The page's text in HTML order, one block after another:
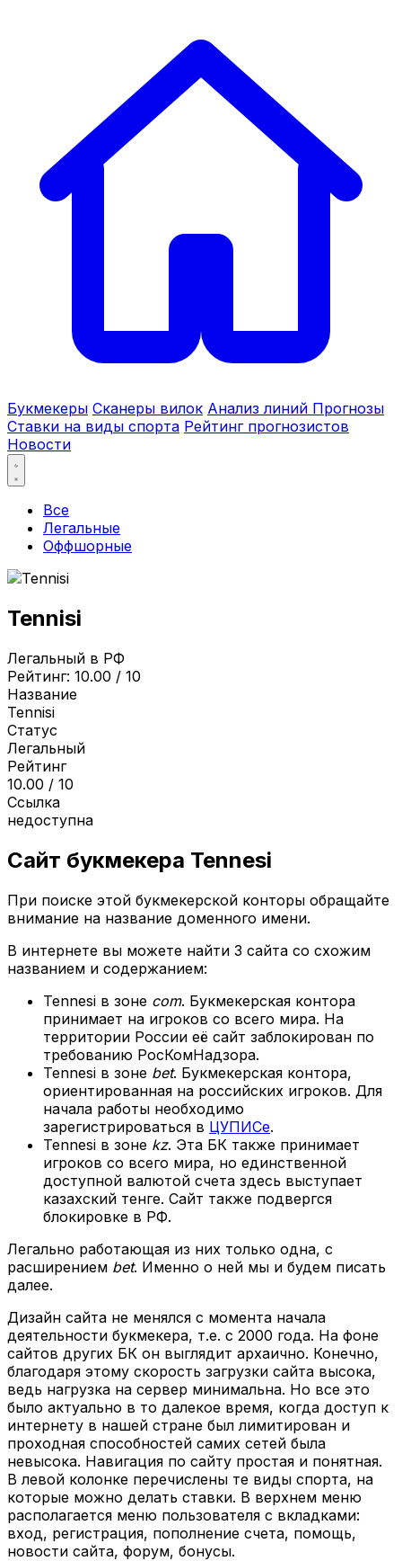
Букмекеры Сканеры вилок Анализ линий Прогнозы
Ставки на виды спорта Рейтинг прогнозистов
Новости
Все
Легальные
Оффшорные
Tennisi
Легальный в РФ
Рейтинг: 10.00 / 10
Название
Tennisi
Статус
Легальный
Рейтинг
10.00 / 10
Ссылка
недоступна
Сайт букмекера Tennesi
При поиске этой букмекерской конторы обращайте
внимание на название доменного имени.
В интернете вы можете найти 3 сайта со схожим
названием и содержанием:
Tennesi в зоне сom. Букмекерская контора
принимает на игроков со всего мира. На
территории России её сайт заблокирован по
требованию РосКомНадзора.
Tennesi в зоне bet. Букмекерская контора,
ориентированная на российских игроков. Для
начала работы необходимо
зарегистрироваться в ЦУПИСе.
Tennesi в зоне kz. Эта БК также принимает
игроков со всего мира, но единственной
доступной валютой счета здесь выступает
казахский тенге. Сайт также подвергся
блокировке в РФ.
Легально работающая из них только одна, с
расширением bet. Именно о ней мы и будем писать
далее.
Дизайн сайта не менялся с момента начала
деятельности букмекера, т.е. с 2000 года. На фоне
сайтов других БК он выглядит архаично. Конечно,
благодаря этому скорость загрузки сайта высока,
ведь нагрузка на сервер минимальна. Но все это
было актуально в то далекое время, когда доступ к
интернету в нашей стране был лимитирован и
проходная способностей самих сетей была
невысока. Навигация по сайту простая и понятная.
В левой колонке перечислены те виды спорта, на
которые можно делать ставки. В верхнем меню
располагается меню пользователя с вкладками:
вход, регистрация, пополнение счета, помощь,
новости сайта, форум, бонусы.